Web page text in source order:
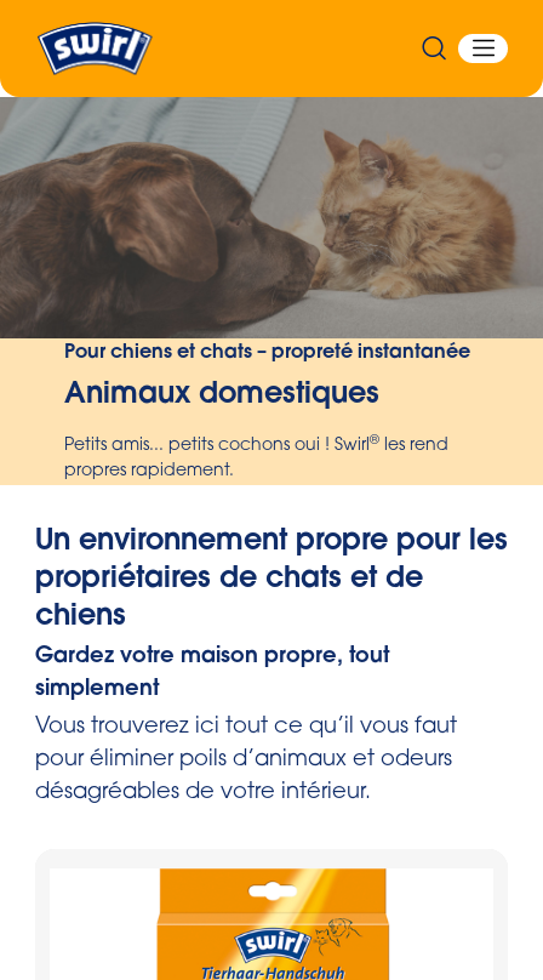
Précédent
Pour chiens et chats – propreté instantanée
Animaux domestiques
Petits amis... petits cochons oui ! Swirl® les rend
propres rapidement.
Un environnement propre pour les
propriétaires de chats et de
chiens
Gardez votre maison propre, tout
simplement
Vous trouverez ici tout ce qu’il vous faut
pour éliminer poils d’animaux et odeurs
désagréables de votre intérieur.